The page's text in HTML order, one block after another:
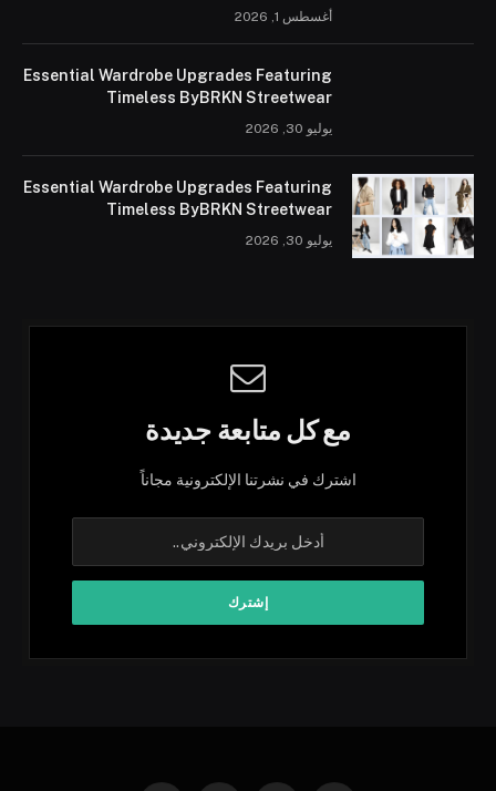
أغسطس 1, 2026
Essential Wardrobe Upgrades Featuring
Timeless ByBRKN Streetwear
يوليو 30, 2026
Essential Wardrobe Upgrades Featuring
Timeless ByBRKN Streetwear
يوليو 30, 2026
مع كل متابعة جديدة
اشترك في نشرتنا الإلكترونية مجاناً